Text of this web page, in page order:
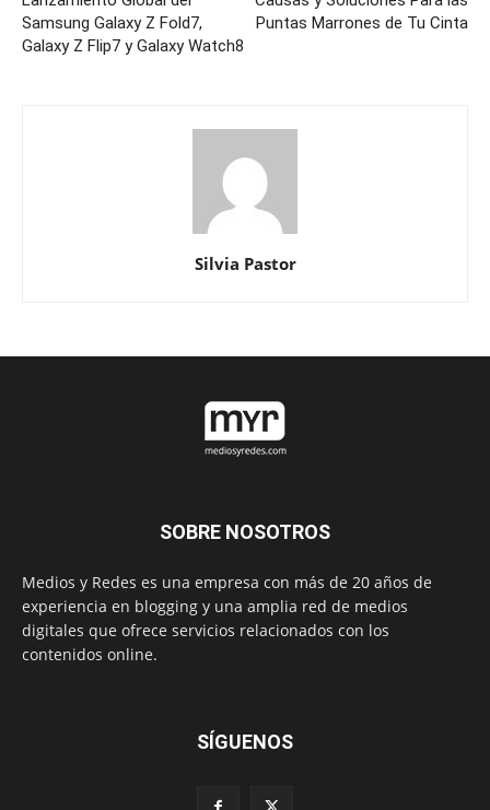
Samsung Galaxy Z Fold7,
Galaxy Z Flip7 y Galaxy Watch8
Puntas Marrones de Tu Cinta
Silvia Pastor
SOBRE NOSOTROS
Medios y Redes es una empresa con más de 20 años de
experiencia en blogging y una amplia red de medios
digitales que ofrece servicios relacionados con los
contenidos online.
SÍGUENOS